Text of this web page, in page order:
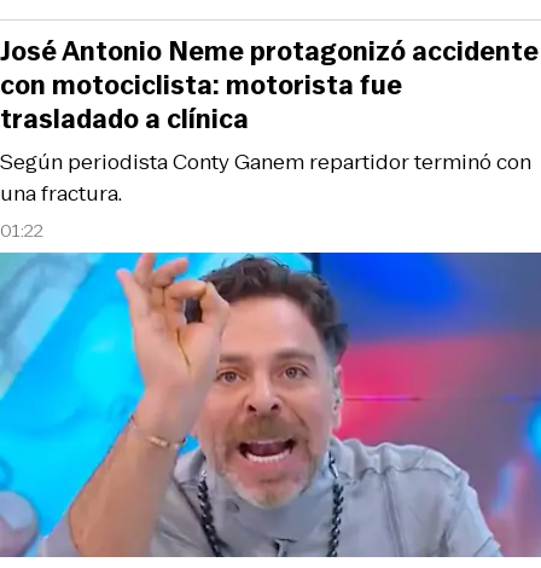
01:22
Según periodista Conty Ganem repartidor terminó con
una fractura.
José Antonio Neme protagonizó accidente
con motociclista: motorista fue
trasladado a clínica